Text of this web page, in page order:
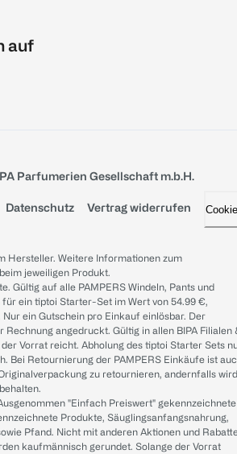
auf
Parfumerien Gesellschaft m.b.H.
Datenschutz Vertrag widerrufen
Hersteller. Weitere Informationen zum
jeweiligen Produkt.
Gültig auf alle PAMPERS Windeln, Pants und
ein tiptoi Starter-Set im Wert von 54.99 €,
Nur ein Gutschein pro Einkauf einlösbar. Der
Rechnung angedruckt. Gültig in allen BIPA Filialen
der Vorrat reicht. Abholung des tiptoi Starter Sets
Bei Retournierung der PAMPERS Einkäufe ist
zu retournieren, andernfalls wird
"Einfach Preiswert" gekennzeichnete
Produkte, Säuglingsanfangsnahrung,
Pfand. Nicht mit anderen Aktionen und
kaufmännisch gerundet. Solange der Vorrat